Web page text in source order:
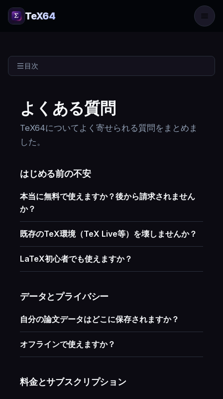
TeX64
目次
よくある質問
TeX64についてよく寄せられる質問をまとめま
した。
はじめる前の不安
本当に無料で使えますか？後から請求されません
か？
既存のTeX環境（TeX Live等）を壊しませんか？
LaTeX初心者でも使えますか？
データとプライバシー
自分の論文データはどこに保存されますか？
オフラインで使えますか？
料金とサブスクリプション